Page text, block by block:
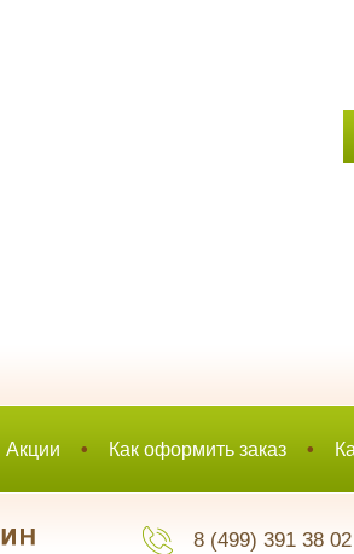
Акции • Как оформить заказ •
8 (499) 391 38 02